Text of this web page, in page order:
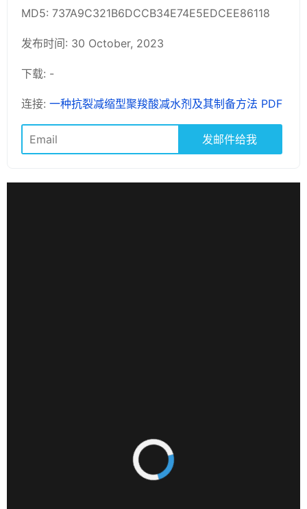
MD5: 737A9C321B6DCCB34E74E5EDCEE86118
发布时间: 30 October, 2023
下载: -
连接: 一种抗裂减缩型聚羧酸减水剂及其制备方法 PDF
发邮件给我